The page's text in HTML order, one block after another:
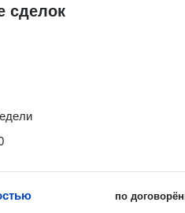
сделок
по